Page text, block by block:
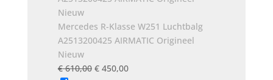
Mercedes R-Klasse W251 Luchtbalg
A2513200425 AIRMATIC Origineel
Nieuw
€610,00 Oorspronkelijke
€450,00Huidige